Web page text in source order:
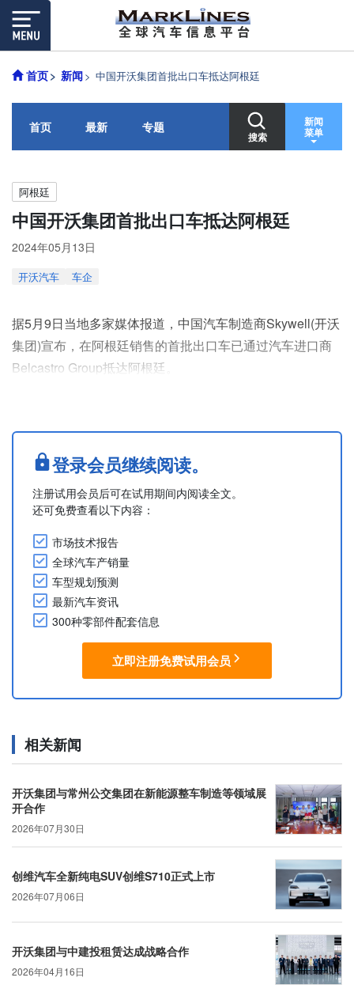
首页 新闻 中国开沃集团首批出口车抵达阿根廷
首页 最新 专题
搜索
新闻
菜单
阿根廷
中国开沃集团首批出口车抵达阿根廷
2024年05月13日
开沃汽车 车企
据5月9日当地多家媒体报道，中国汽车制造商Skywell(开沃
集团)宣布，在阿根廷销售的首批出口车已通过汽车进口商
Belcastro Group抵达阿根廷。
前轮驱动的ET5配备72kWh电池，30分钟即可从30%充电至
80%，续航里程为411km。其电机组配自动变速器，最大输
出功率为200hp，最大扭矩达320Nm。
安全方面，该车配备6个安全气囊和各种驾驶辅助系统....
登录会员继续阅读。
注册试用会员后可在试用期间内阅读全文。
还可免费查看以下内容：
市场技术报告
全球汽车产销量
车型规划预测
最新汽车资讯
300种零部件配套信息
立即注册免费试用会员
相关新闻
开沃集团与常州公交集团在新能源整车制造等领域展
开合作
2026年07月30日
创维汽车全新纯电SUV创维S710正式上市
2026年07月06日
开沃集团与中建投租赁达成战略合作
2026年04月16日